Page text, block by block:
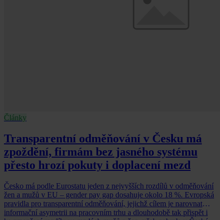
Články
Transparentní odměňování v Česku má
zpoždění, firmám bez jasného systému
přesto hrozí pokuty i doplacení mezd
Česko má podle Eurostatu jeden z nejvyšších rozdílů v odměňování
žen a mužů v EU – gender pay gap dosahuje okolo 18 %. Evropská
pravidla pro transparentní odměňování, jejichž cílem je narovnat
informační asymetrii na pracovním trhu a dlouhodobě tak přispět i